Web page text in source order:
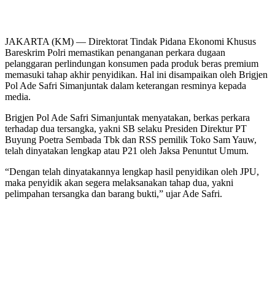
JAKARTA (KM) — Direktorat Tindak Pidana Ekonomi Khusus
Bareskrim Polri memastikan penanganan perkara dugaan
pelanggaran perlindungan konsumen pada produk beras premium
memasuki tahap akhir penyidikan. Hal ini disampaikan oleh Brigjen
Pol Ade Safri Simanjuntak dalam keterangan resminya kepada
media.
Brigjen Pol Ade Safri Simanjuntak menyatakan, berkas perkara
terhadap dua tersangka, yakni SB selaku Presiden Direktur PT
Buyung Poetra Sembada Tbk dan RSS pemilik Toko Sam Yauw,
telah dinyatakan lengkap atau P21 oleh Jaksa Penuntut Umum.
“Dengan telah dinyatakannya lengkap hasil penyidikan oleh JPU,
maka penyidik akan segera melaksanakan tahap dua, yakni
pelimpahan tersangka dan barang bukti,” ujar Ade Safri.